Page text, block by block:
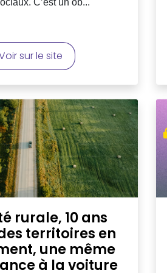
C’est un ob...
sur le site
rurale, 10 ans
territoires en
une même
à la voiture